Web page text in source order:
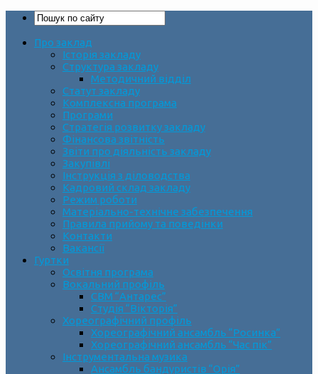
Про заклад
Історія закладу
Структура закладу
Методичний відділ
Статут закладу
Комплексна програма
Програми
Стратегія розвитку закладу
Фінансова звітність
Звіти про діяльність закладу
Закупівлі
Інструкція з діловодства
Кадровий склад закладу
Режим роботи
Матеріально-технічне забезпечення
Правила прийому та поведінки
Контакти
Вакансії
Гуртки
Освітня програма
Вокальний профіль
СВМ “Антарес”
Студія “Вікторія”
Хореографічний профіль
Хореографічний ансамбль “Росинка”
Хореографічний ансамбль “Час пік”
Інструментальна музика
Ансамбль бандуристів “Орія”